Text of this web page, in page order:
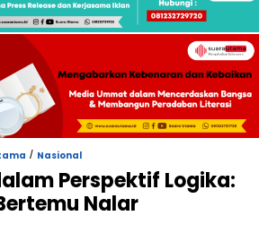
/ Nasional
Perspektif Logika:
Nalar